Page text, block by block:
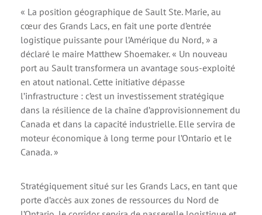
« La position géographique de Sault Ste. Marie, au
cœur des Grands Lacs, en fait une porte d’entrée
logistique puissante pour l’Amérique du Nord, » a
déclaré le maire Matthew Shoemaker. « Un nouveau
port au Sault transformera un avantage sous-exploité
en atout national. Cette initiative dépasse
l’infrastructure : c’est un investissement stratégique
dans la résilience de la chaîne d’approvisionnement du
Canada et dans la capacité industrielle. Elle servira de
moteur économique à long terme pour l’Ontario et le
Canada. »
Stratégiquement situé sur les Grands Lacs, en tant que
porte d’accès aux zones de ressources du Nord de